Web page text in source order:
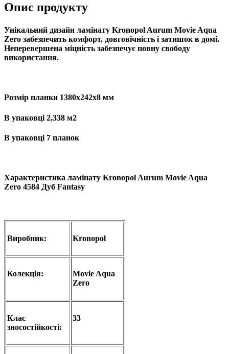
Опис продукту
Унікальний дизайн ламінату Kronopol Aurum Movie Aqua
Zero забезпечить комфорт, довговічність і затишок в домі.
Неперевершена міцність забезпечує повну свободу
використання.
Розмір планки 1380х242х8 мм
В упаковці 2,338 м2
В упаковці 7 планок
Характеристика ламінату Kronopol Aurum Movie Aqua
Zero 4584 Дуб Fantasy
Виробник: Kronopol
Колекція:
Movie Aqua
Zero
Клас
зносостійкості:
33